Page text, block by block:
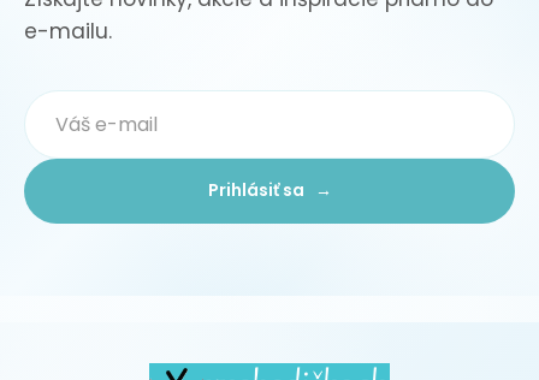
e-mailu.
Prihlásiť sa →